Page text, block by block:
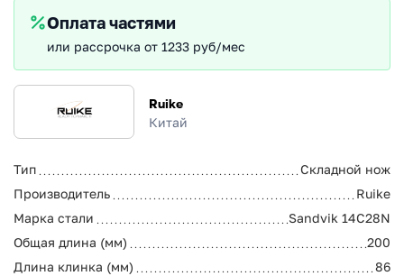
Ruike
Китай
Тип
Складной нож
Производитель
Ruike
Марка стали
Sandvik 14C28N
Общая длина (мм)
200
Длина клинка (мм)
86
Оплата частями
или рассрочка от 1233 руб/мес